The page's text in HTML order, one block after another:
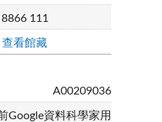
111
查看館藏
A00209036
Google資料科學家用